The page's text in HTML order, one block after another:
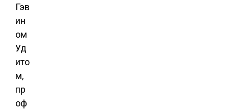
Гэв
ин
ом
Уд
ито
м,
пр
оф